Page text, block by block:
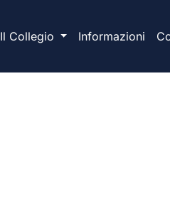
Il Collegio Informazioni